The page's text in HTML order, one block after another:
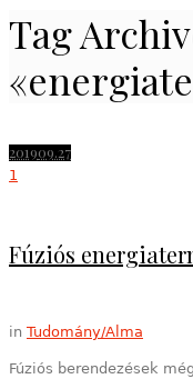
Tag
201909.27
1
Fúziós
in Tudomány/Alma
Fúziós berendezések